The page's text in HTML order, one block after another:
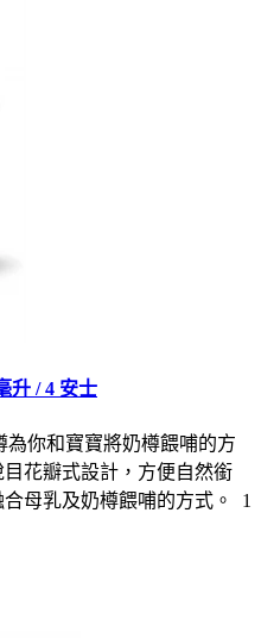
升 / 4 安士
為你和寶寶將奶樽餵哺的方
花瓣式設計，方便自然銜
母乳及奶樽餵哺的方式。 1